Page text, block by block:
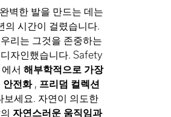
벽한 발을 만드는 데는
의 시간이 걸렸습니다.
리는 그것을 존중하는
자인했습니다. Safety
서 해부학적으로 가장
안전화
프리덤 컬렉션
보세요. 자연이 의도한
자연스러운 움직임과